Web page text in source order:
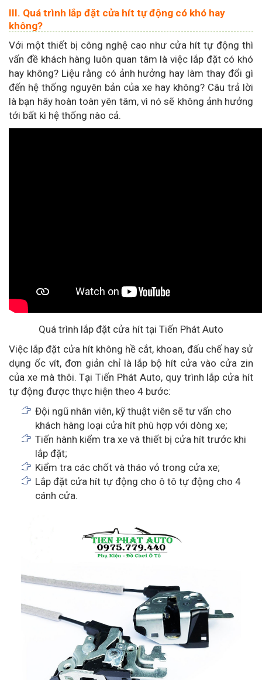
III. Quá trình lắp đặt cửa hít tự động có khó hay
không?
Với một thiết bị công nghệ cao như cửa hít tự động thì
vấn đề khách hàng luôn quan tâm là việc lắp đặt có khó
hay không? Liệu rằng có ảnh hưởng hay làm thay đổi gì
đến hệ thống nguyên bản của xe hay không? Câu trả lời
là bạn hãy hoàn toàn yên tâm, vì nó sẽ không ảnh hưởng
tới bất kì hệ thống nào cả.
Quá trình lắp đặt cửa hít tại Tiến Phát Auto
Việc lắp đặt cửa hít không hề cắt, khoan, đấu chế hay sử
dụng ốc vít, đơn giản chỉ là lắp bộ hít cửa vào cửa zin
của xe mà thôi. Tại Tiến Phát Auto, quy trình lắp cửa hít
tự động được thực hiện theo 4 bước:
Đội ngũ nhân viên, kỹ thuật viên sẽ tư vấn cho
khách hàng loại cửa hít phù hợp với dòng xe;
Tiến hành kiểm tra xe và thiết bị cửa hít trước khi
lắp đặt;
Kiểm tra các chốt và tháo vỏ trong cửa xe;
Lắp đặt cửa hít tự động cho ô tô tự động cho 4
cánh cửa.